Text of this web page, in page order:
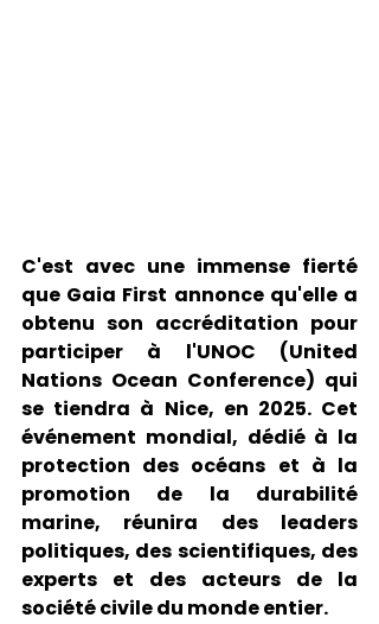
C'est avec une immense fierté
que Gaia First annonce qu'elle a
obtenu son accréditation pour
participer à l'UNOC (United
Nations Ocean Conference) qui
se tiendra à Nice, en 2025. Cet
événement mondial, dédié à la
protection des océans et à la
promotion de la durabilité
marine, réunira des leaders
politiques, des scientifiques, des
experts et des acteurs de la
société civile du monde entier.